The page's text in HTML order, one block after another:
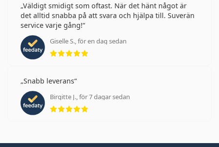
Väldigt smidigt som oftast. När det hänt något är
det alltid snabba på att svara och hjälpa till. Suverän
service varje gång!
Giselle S., för en dag sedan
Betyg 5 av 5
Snabb leverans
Birgitte J., för 7 dagar sedan
Betyg 5 av 5